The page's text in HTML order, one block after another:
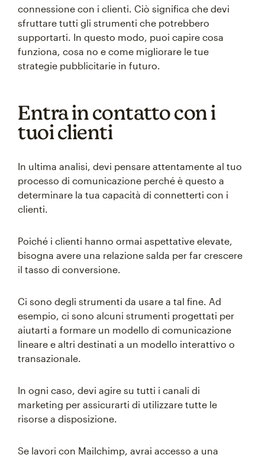
connessione con i clienti. Ciò significa che devi
sfruttare tutti gli strumenti che potrebbero
supportarti. In questo modo, puoi capire cosa
funziona, cosa no e come migliorare le tue
strategie pubblicitarie in futuro.
Entra in contatto con i
tuoi clienti
In ultima analisi, devi pensare attentamente al tuo
processo di comunicazione perché è questo a
determinare la tua capacità di connetterti con i
clienti.
Poiché i clienti hanno ormai aspettative elevate,
bisogna avere una relazione salda per far crescere
il tasso di conversione.
Ci sono degli strumenti da usare a tal fine. Ad
esempio, ci sono alcuni strumenti progettati per
aiutarti a formare un modello di comunicazione
lineare e altri destinati a un modello interattivo o
transazionale.
In ogni caso, devi agire su tutti i canali di
marketing per assicurarti di utilizzare tutte le
risorse a disposizione.
Se lavori con Mailchimp, avrai accesso a una